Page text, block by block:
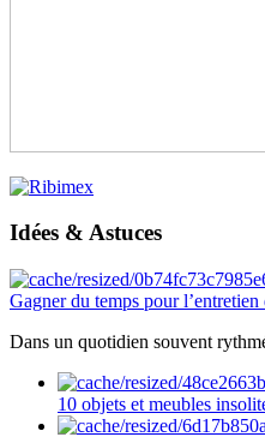
Idées & Astuces
Gagner du temps pour
Dans un quotidien souvent
10 objets et meubles